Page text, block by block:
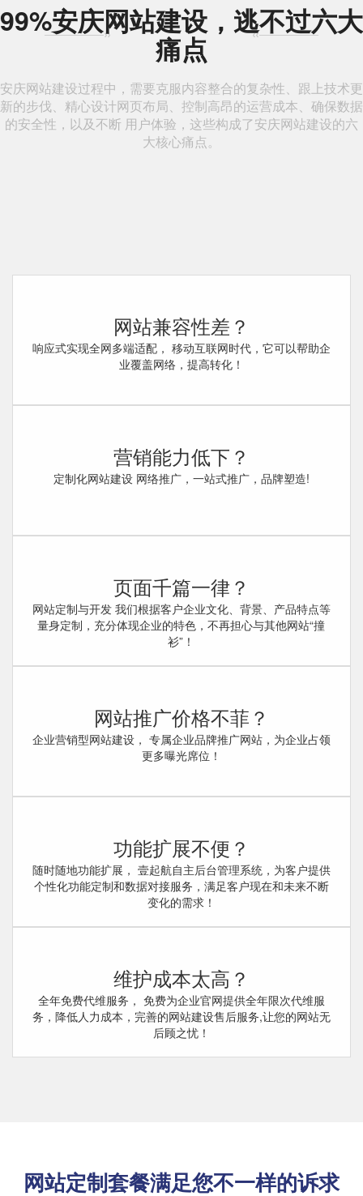
99%安庆网站建设，逃不过六大
痛点
安庆网站建设过程中，需要克服内容整合的复杂性、跟上技术更
新的步伐、精心设计网页布局、控制高昂的运营成本、确保数据
的安全性，以及不断 用户体验，这些构成了安庆网站建设的六
大核心痛点。
网站兼容性差？
响应式实现全网多端适配， 移动互联网时代，它可以帮助企
业覆盖网络，提高转化！
营销能力低下？
定制化网站建设 网络推广，一站式推广，品牌塑造!
页面千篇一律？
网站定制与开发 我们根据客户企业文化、背景、产品特点等
量身定制，充分体现企业的特色，不再担心与其他网站“撞
衫”！
网站推广价格不菲？
企业营销型网站建设， 专属企业品牌推广网站，为企业占领
更多曝光席位！
功能扩展不便？
随时随地功能扩展， 壹起航自主后台管理系统，为客户提供
个性化功能定制和数据对接服务，满足客户现在和未来不断
变化的需求！
维护成本太高？
全年免费代维服务， 免费为企业官网提供全年限次代维服
务，降低人力成本，完善的网站建设售后服务,让您的网站无
后顾之忧！
网站定制套餐满足您不一样的诉求